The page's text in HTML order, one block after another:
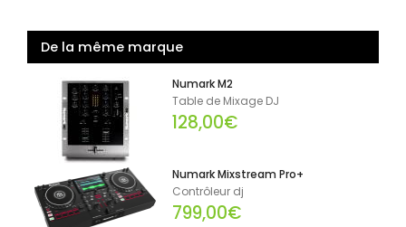
De la même marque
Numark M2
Table de Mixage DJ
128,00€
Numark Mixstream Pro+
Contrôleur dj
799,00€